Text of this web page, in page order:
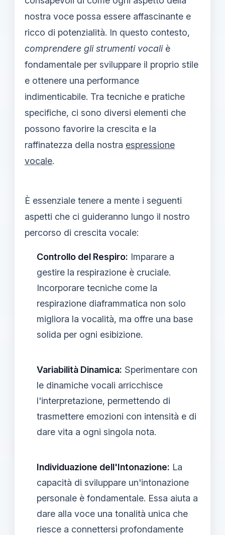
nostra voce possa essere affascinante e
ricco di potenzialità. In questo contesto,
comprendere gli strumenti vocaliè
fondamentale per sviluppare il proprio stile
e ottenere una performance
indimenticabile. Tra tecniche e pratiche
specifiche, ci sono diversi elementi che
possono favorire la crescita e la
raffinatezza della nostra espressione
vocale.
È essenziale tenere a mente i seguenti
aspetti che ci guideranno lungo il nostro
percorso di crescita vocale:
Controllo del Respiro: Imparare a
gestire la respirazione è cruciale.
Incorporare tecniche come la
respirazione diaframmatica non solo
migliora la vocalità, ma offre una base
solida per ogni esibizione.
Variabilità Dinamica: Sperimentare con
le dinamiche vocali arricchisce
l'interpretazione, permettendo di
trasmettere emozioni con intensità e di
dare vita a ogni singola nota.
Individuazione dell'Intonazione: La
capacità di sviluppare un'intonazione
personale è fondamentale. Essa aiuta a
dare alla voce una tonalità unica che
riesce a connettersi profondamente